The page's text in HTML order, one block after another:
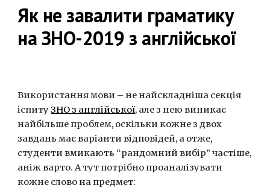
Як не завалити граматику
на ЗНО-2019 з англійської
Використання мови – не найскладніша секція
іспиту ЗНО з англійської, але з нею виникає
найбільше проблем, оскільки кожне з двох
завдань має варіанти відповідей, а отже,
студенти вмикають “рандомний вибір” частіше,
аніж варто. А тут потрібно проаналізувати
кожне слово на предмет: